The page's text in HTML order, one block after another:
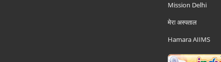
Mission Delhi
मेरा अस्पताल
Hamara AIIMS